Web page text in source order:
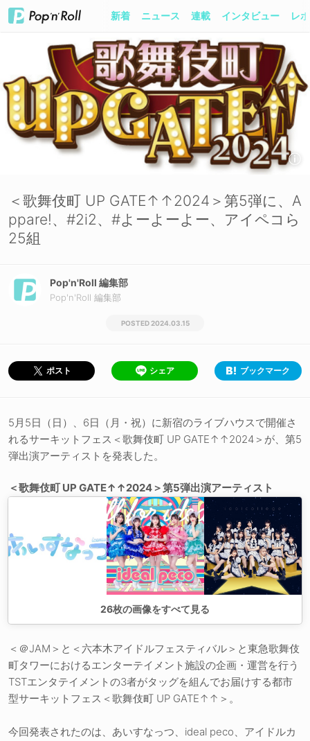
新着 ニュース 連載 インタビュー レ
＜歌舞伎町 UP GATE↑↑2024＞第5弾に、A
ppare!、#2i2、#よーよーよー、アイペコら
25組
Pop'n'Roll 編集部
Pop'n'Roll 編集部
2024.03.15
ポスト シェア ブックマーク
5月5日（日）、6日（月・祝）に新宿のライブハウスで開催さ
れるサーキットフェス＜歌舞伎町 UP GATE↑↑2024＞が、第5
弾出演アーティストを発表した。
＜歌舞伎町 UP GATE↑↑2024＞第5弾出演アーティスト
26枚の画像をすべて見る
＜＠JAM＞と＜六本木アイドルフェスティバル＞と東急歌舞伎
町タワーにおけるエンターテイメント施設の企画・運営を行う
TSTエンタテイメントの3者がタッグを組んでお届けする都市
型サーキットフェス＜歌舞伎町 UP GATE↑↑＞。
今回発表されたのは、あいすなっつ、ideal peco、アイドルカ